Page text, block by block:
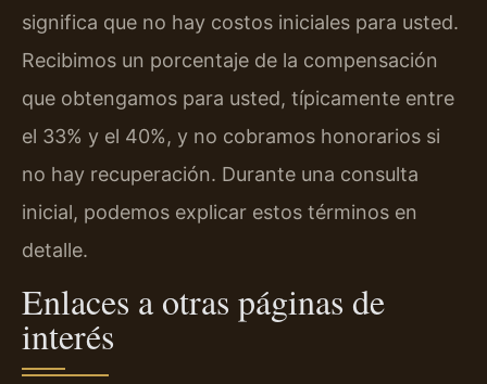
significa que no hay costos iniciales para usted.
Recibimos un porcentaje de la compensación
que obtengamos para usted, típicamente entre
el 33% y el 40%, y no cobramos honorarios si
no hay recuperación. Durante una consulta
inicial, podemos explicar estos términos en
detalle.
Enlaces a otras páginas de
interés